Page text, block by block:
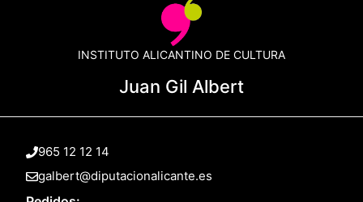
INSTITUTO ALICANTINO DE CULTURA
Juan Gil Albert
965 12 12 14
galbert@diputacionalicante.es